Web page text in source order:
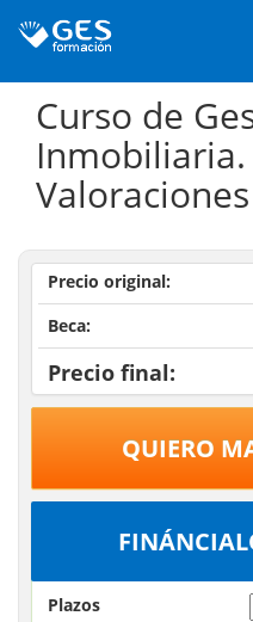
Curso de
Inmobiliaria.
Precio original:
Beca:
Precio final:
QUIERO
Plazos